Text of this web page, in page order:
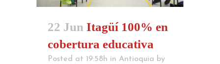
22 Jun Itagüí 100% en
cobertura educativa
Posted at 19:58h in Antioquia by